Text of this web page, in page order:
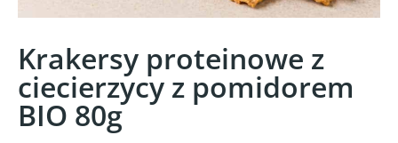
Krakersy proteinowe z
ciecierzycy z pomidorem
BIO 80g